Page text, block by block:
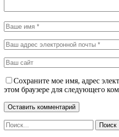
Сохраните мое имя, адрес
этом браузере для следующего